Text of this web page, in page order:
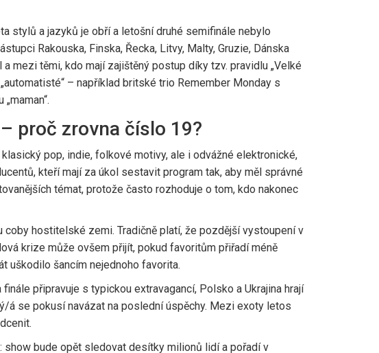
stylů a jazyků je obří a letošní druhé semifinále nebylo
Rakouska, Finska, Řecka, Litvy, Malty, Gruzie, Dánska
mezi těmi, kdo mají zajištěný postup díky tzv. pravidlu „Velké
– například britské trio Remember Monday s
proč zrovna číslo 19?
pop, indie, folkové motivy, ale i odvážné elektronické,
kteří mají za úkol sestavit program tak, aby měl správné
témat, protože často rozhoduje o tom, kdo nakonec
coby hostitelské zemi. Tradičně platí, že pozdější vystoupení v
krize může ovšem přijít, pokud favoritům přiřadí méně
uškodilo šancím nejednoho favorita.
připravuje s typickou extravagancí, Polsko a Ukrajina hrají
á se pokusí navázat na poslední úspěchy. Mezi exoty letos
show bude opět sledovat desítky milionů lidí a pořadí v